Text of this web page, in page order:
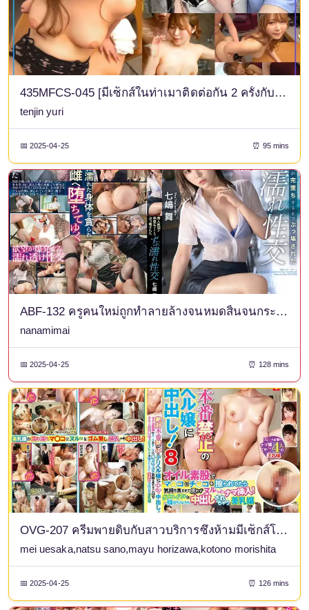
435MFCS-045 [มีเซ็กส์ในท่าเมาติดต่อกัน 2 ครั้งกับดาราดังที่ใส่ใจแต่ตัวเองว่าดูดีแม้กระทั่งตอนมีเซ็กส์] ยูทูปเบอร์ชื่อดังและนางแบบสุดฮอตที่เป็นเพื่อนสมัยเด็กกันถูกถ่ายวิดีโอขณะมีเซ็กส์! - นี่เป็นการกลับมารวมตัวกันครั้งแรกของพวกเขาตั้งแต่เรียนจบมัธยมต้น และทั้งสองก็อยู่ในอารมณ์ที่แจ่มใส↑↑ เมื่อเธอส่งเหล้าจากปากของพวกเขา พวกเขาก็ยิ่งมีอารมณ์เซ็กซี่มากขึ้นไปอีก! เพลิดเพลินไปกับเซ็กส์ที่ดีที่สุดด้วยของเล่นและน้ำมัน → ทำอะไรก็ได้ที่คุณต้องการด้วย bukkake และ creampie! - [อามาชัว ฮาเมะ REC #ลาล่า #อินฟลูเอนเซอร์]
tenjin yuri
📅 2025-04-25 ⏰ 95 mins
ABF-132 ครูคนใหม่ถูกทำลายล้างจนหมดสิ้นจนกระทั่งเธอตกอยู่ในความสัมพันธ์ทางเพศที่เปียกโชก ไม นานาชิมะ
nanamimai
📅 2025-04-25 ⏰ 128 mins
OVG-207 ครีมพายดิบกับสาวบริการซึ่งห้ามมีเซ็กส์โดยเด็ดขาด! 8 เมื่อฉันกำลังถูควยของฉันกับจิมิของเธอพร้อมมีเซ็กส์แบบแห้งด้วยน้ำมัน มันรู้สึกดีมากจนฉันอดไม่ได้ที่จะสอดมันเข้าไปแบบดิบๆ! สาวสวยหน้าอกสวยโดนครีมหลั่งใส่ทั้งๆ ที่เธอคัดค้าน
mei uesaka,natsu sano,mayu horizawa,kotono morishita
📅 2025-04-25 ⏰ 126 mins